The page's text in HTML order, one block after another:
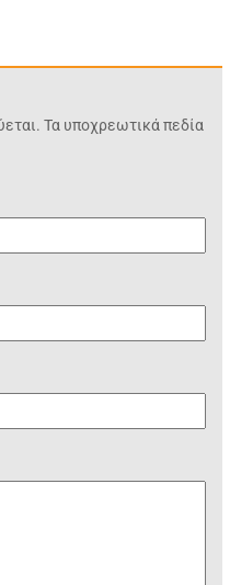
Τα υποχρεωτικά πεδία